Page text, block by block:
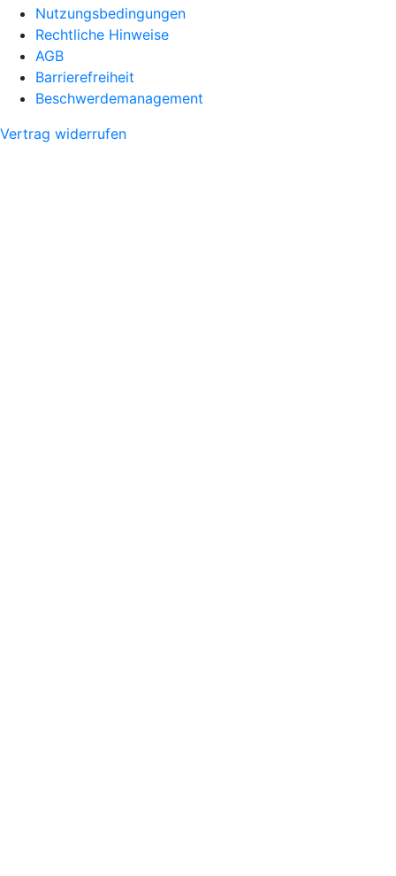
Nutzungsbedingungen
Rechtliche Hinweise
AGB
Barrierefreiheit
Beschwerdemanagement
Vertrag widerrufen